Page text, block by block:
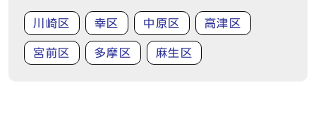
川崎区 幸区 中原区 高津区
宮前区 多摩区 麻生区